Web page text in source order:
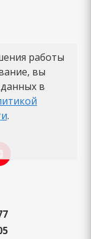
работы
вы
в
.